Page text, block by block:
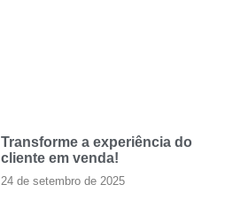
Transforme a experiência do
cliente em venda!
24 de setembro de 2025